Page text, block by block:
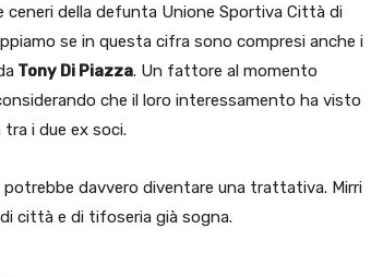
ceneri della defunta Unione Sportiva Città di
se in questa cifra sono compresi anche i
Tony Di Piazza. Un fattore al momento
che il loro interessamento ha visto
i due ex soci.
davvero diventare una trattativa. Mirri
città e di tifoseria già sogna.